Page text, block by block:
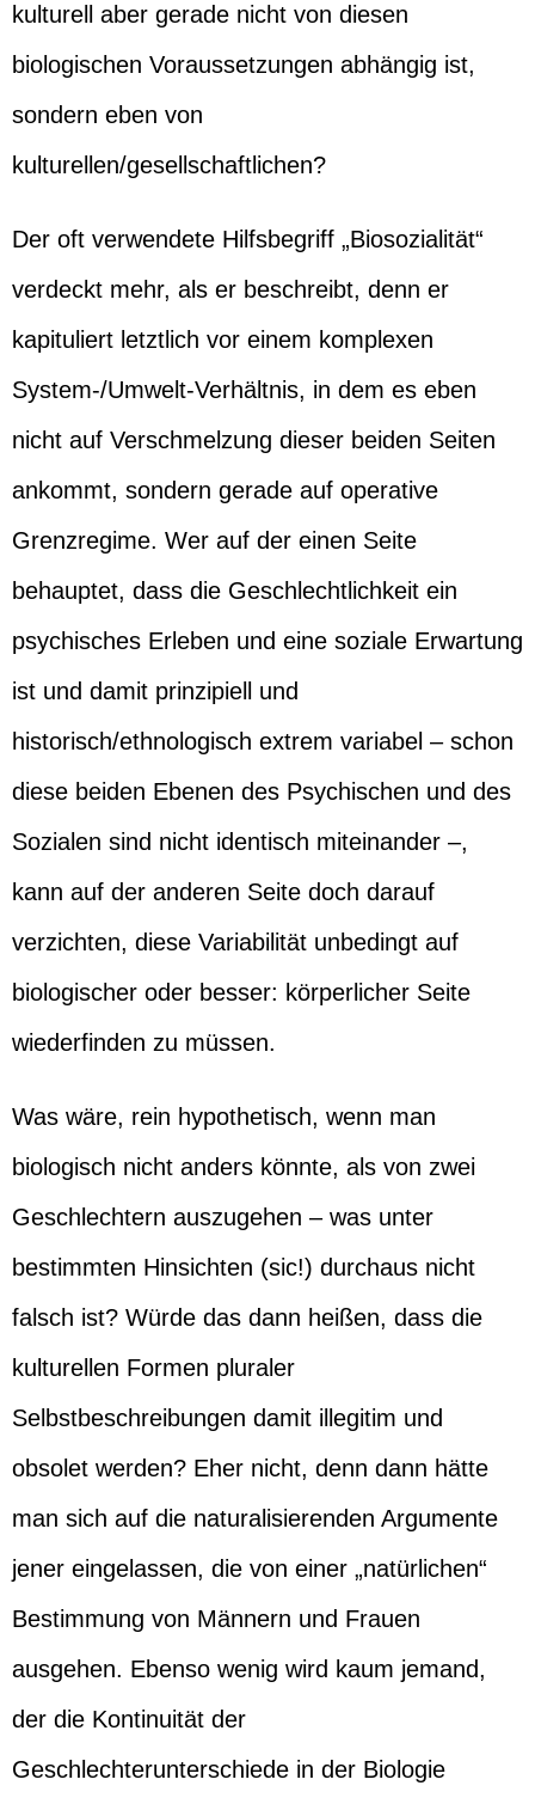
kulturell aber gerade nicht von diesen
biologischen Voraussetzungen abhängig ist,
sondern eben von
kulturellen/gesellschaftlichen?
Der oft verwendete Hilfsbegriff „Biosozialität“
verdeckt mehr, als er beschreibt, denn er
kapituliert letztlich vor einem komplexen
System-/Umwelt-Verhältnis, in dem es eben
nicht auf Verschmelzung dieser beiden Seiten
ankommt, sondern gerade auf operative
Grenzregime. Wer auf der einen Seite
behauptet, dass die Geschlechtlichkeit ein
psychisches Erleben und eine soziale Erwartung
ist und damit prinzipiell und
historisch/ethnologisch extrem variabel – schon
diese beiden Ebenen des Psychischen und des
Sozialen sind nicht identisch miteinander –,
kann auf der anderen Seite doch darauf
verzichten, diese Variabilität unbedingt auf
biologischer oder besser: körperlicher Seite
wiederfinden zu müssen.
Was wäre, rein hypothetisch, wenn man
biologisch nicht anders könnte, als von zwei
Geschlechtern auszugehen – was unter
bestimmten Hinsichten (sic!) durchaus nicht
falsch ist? Würde das dann heißen, dass die
kulturellen Formen pluraler
Selbstbeschreibungen damit illegitim und
obsolet werden? Eher nicht, denn dann hätte
man sich auf die naturalisierenden Argumente
jener eingelassen, die von einer „natürlichen“
Bestimmung von Männern und Frauen
ausgehen. Ebenso wenig wird kaum jemand,
der die Kontinuität der
Geschlechterunterschiede in der Biologie